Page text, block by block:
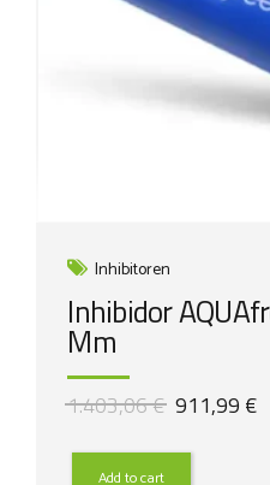
Inhibitoren
Inhibidor
Mm
1.403,06€
war:
911,99 €
Add to cart